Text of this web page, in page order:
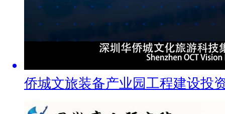
侨城文旅装备产业园工程建设投